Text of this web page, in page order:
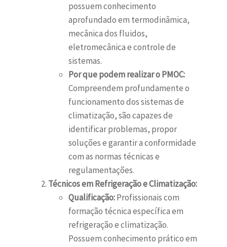
possuem conhecimento
aprofundado em termodinâmica,
mecânica dos fluidos,
eletromecânica e controle de
sistemas.
Por que podem realizar o PMOC:
Compreendem profundamente o
funcionamento dos sistemas de
climatização, são capazes de
identificar problemas, propor
soluções e garantir a conformidade
com as normas técnicas e
regulamentações.
Técnicos em Refrigeração e Climatização:
Qualificação:Profissionais com
formação técnica específica em
refrigeração e climatização.
Possuem conhecimento prático em